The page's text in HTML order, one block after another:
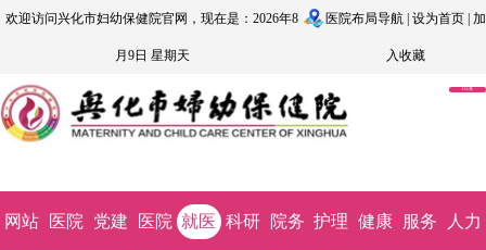
欢迎访问兴化市妇幼保健院官网，现在是：2026年8
月9日 星期天
医院布局导航| 设为首页| 加
入收藏
OA系
网站
医院
党建
医院 就医 科研
院务 护理
健康
服务
人力